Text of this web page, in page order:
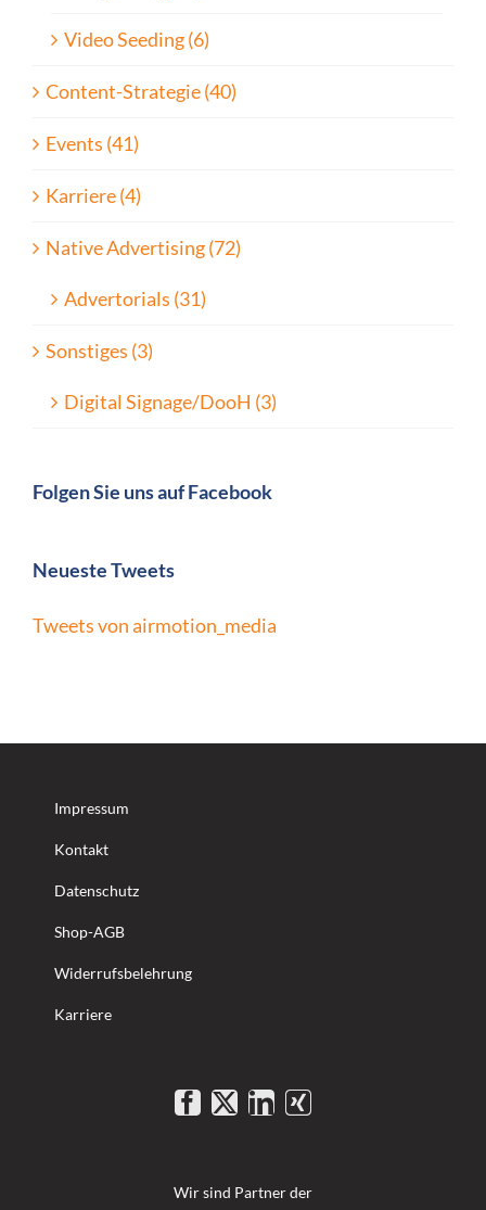
Video Seeding (6)
Content-Strategie (40)
Events (41)
Karriere (4)
Native Advertising (72)
Advertorials (31)
Sonstiges (3)
Digital Signage/DooH (3)
Folgen Sie uns auf Facebook
Neueste Tweets
Tweets von airmotion_media
Impressum
Kontakt
Datenschutz
Shop-AGB
Widerrufsbelehrung
Karriere
Wir sind Partner der